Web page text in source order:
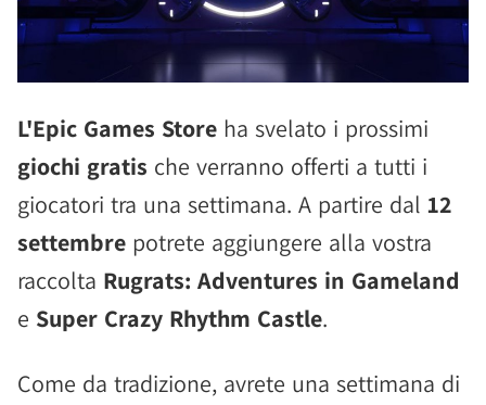
L'Epic Games Store ha svelato i prossimi
giochi gratis che verranno offerti a tutti i
giocatori tra una settimana. A partire dal 12
settembre potrete aggiungere alla vostra
raccolta Rugrats: Adventures in Gameland
e Super Crazy Rhythm Castle.
Come da tradizione, avrete una settimana di